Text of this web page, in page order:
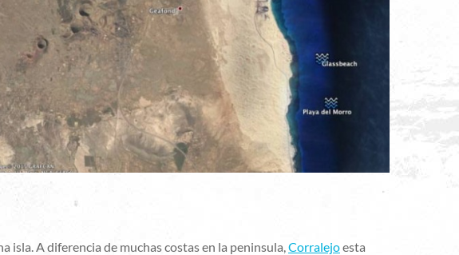
A diferencia de muchas costas en la peninsula, Corralejoesta